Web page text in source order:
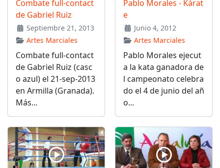
Combate full-contact
de Gabriel Ruiz
Septiembre 21, 2013
Artes Marciales
Combate full-contact
de Gabriel Ruiz (casc
o azul) el 21-sep-2013
en Armilla (Granada).
Más...
Pablo Morales - Kárat
e
Junio 4, 2012
Artes Marciales
Pablo Morales ejecut
a la kata ganadora de
l campeonato celebra
do el 4 de junio del añ
o...